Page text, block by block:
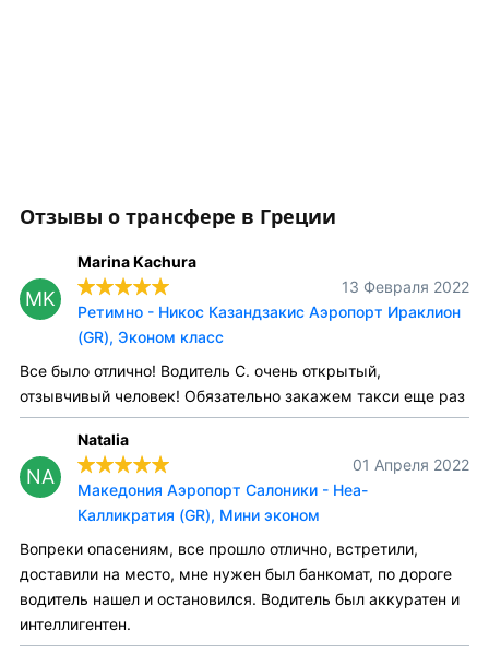
Отзывы о трансфере в Греции
MK
Marina Kachura
13 Февраля 2022
Ретимно - Никос Казандзакис Аэропорт Ираклион
(GR), Эконом класс
Все было отлично! Водитель С. очень открытый,
отзывчивый человек! Обязательно закажем такси еще раз
NA
Natalia
01 Апреля 2022
Македония Аэропорт Салоники - Неа-
Калликратия (GR), Мини эконом
Вопреки опасениям, все прошло отлично, встретили,
доставили на место, мне нужен был банкомат, по дороге
водитель нашел и остановился. Водитель был аккуратен и
интеллигентен.